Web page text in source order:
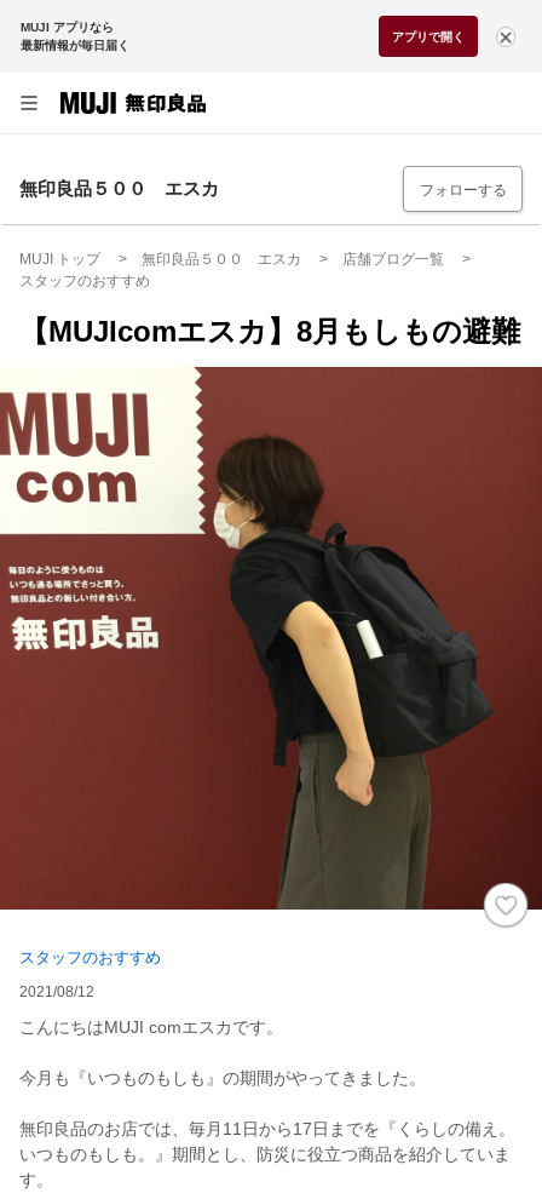
MUJI アプリなら
最新情報が毎日届く
アプリで開く
無印良品５００ エスカ フォローする
MUJI トップ 無印良品５００ エスカ
店舗ブログ一覧
スタッフのおすすめ
【MUJIcomエスカ】8月もしもの避難
スタッフのおすすめ
2021/08/12
こんにちはMUJI comエスカです。
今月も『いつものもしも』の期間がやってきました。
無印良品のお店では、毎月11日から17日までを『くらしの備え。
いつものもしも。』期間とし、防災に役立つ商品を紹介していま
す。